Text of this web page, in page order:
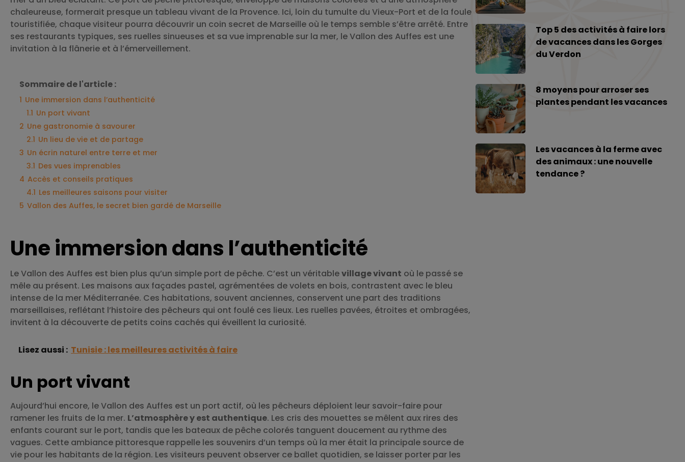
chaleureuse, formerait presque un tableau vivant de la Provence. Ici, loin du tumulte du Vieux-Port et de la foule
touristifiée, chaque visiteur pourra découvrir un coin secret de Marseille où le temps semble s’être arrêté. Entre
ses restaurants typiques, ses ruelles sinueuses et sa vue imprenable sur la mer, le Vallon des Auffes est une
invitation à la flânerie et à l’émerveillement.
Sommaire de l'article :
1 Une immersion dans l’authenticité
1.1 Un port vivant
2 Une gastronomie à savourer
2.1 Un lieu de vie et de partage
3 Un écrin naturel entre terre et mer
3.1 Des vues imprenables
4 Accès et conseils pratiques
4.1 Les meilleures saisons pour visiter
5 Vallon des Auffes, le secret bien gardé de Marseille
Une immersion dans l’authenticité
Le Vallon des Auffes est bien plus qu’un simple port de pêche. C’est un véritablevillage vivant où le passé se
mêle au présent. Les maisons aux façades pastel, agrémentées de volets en bois, contrastent avec le bleu
intense de la mer Méditerranée. Ces habitations, souvent anciennes, conservent une part des traditions
marseillaises, reflétant l’histoire des pêcheurs qui ont foulé ces lieux. Les ruelles pavées, étroites et ombragées,
invitent à la découverte de petits coins cachés qui éveillent la curiosité.
Lisez aussi : Tunisie : les meilleures activités à faire
Un port vivant
Aujourd’hui encore, le Vallon des Auffes est un port actif, où les pêcheurs déploient leur savoir-faire pour
ramener les fruits de la mer. L’atmosphère y est authentique. Les cris des mouettes se mêlent aux rires des
enfants courant sur le port, tandis que les bateaux de pêche colorés tanguent doucement au rythme des
vagues. Cette ambiance pittoresque rappelle les souvenirs d’un temps où la mer était la principale source de
vie pour les habitants de la région. Les visiteurs peuvent observer ce ballet quotidien, se laisser porter par les
Top 5 des activités à faire lors
de vacances dans les Gorges
du Verdon
8 moyens pour arroser ses
plantes pendant les vacances
Les vacances à la ferme avec
des animaux : une nouvelle
tendance ?